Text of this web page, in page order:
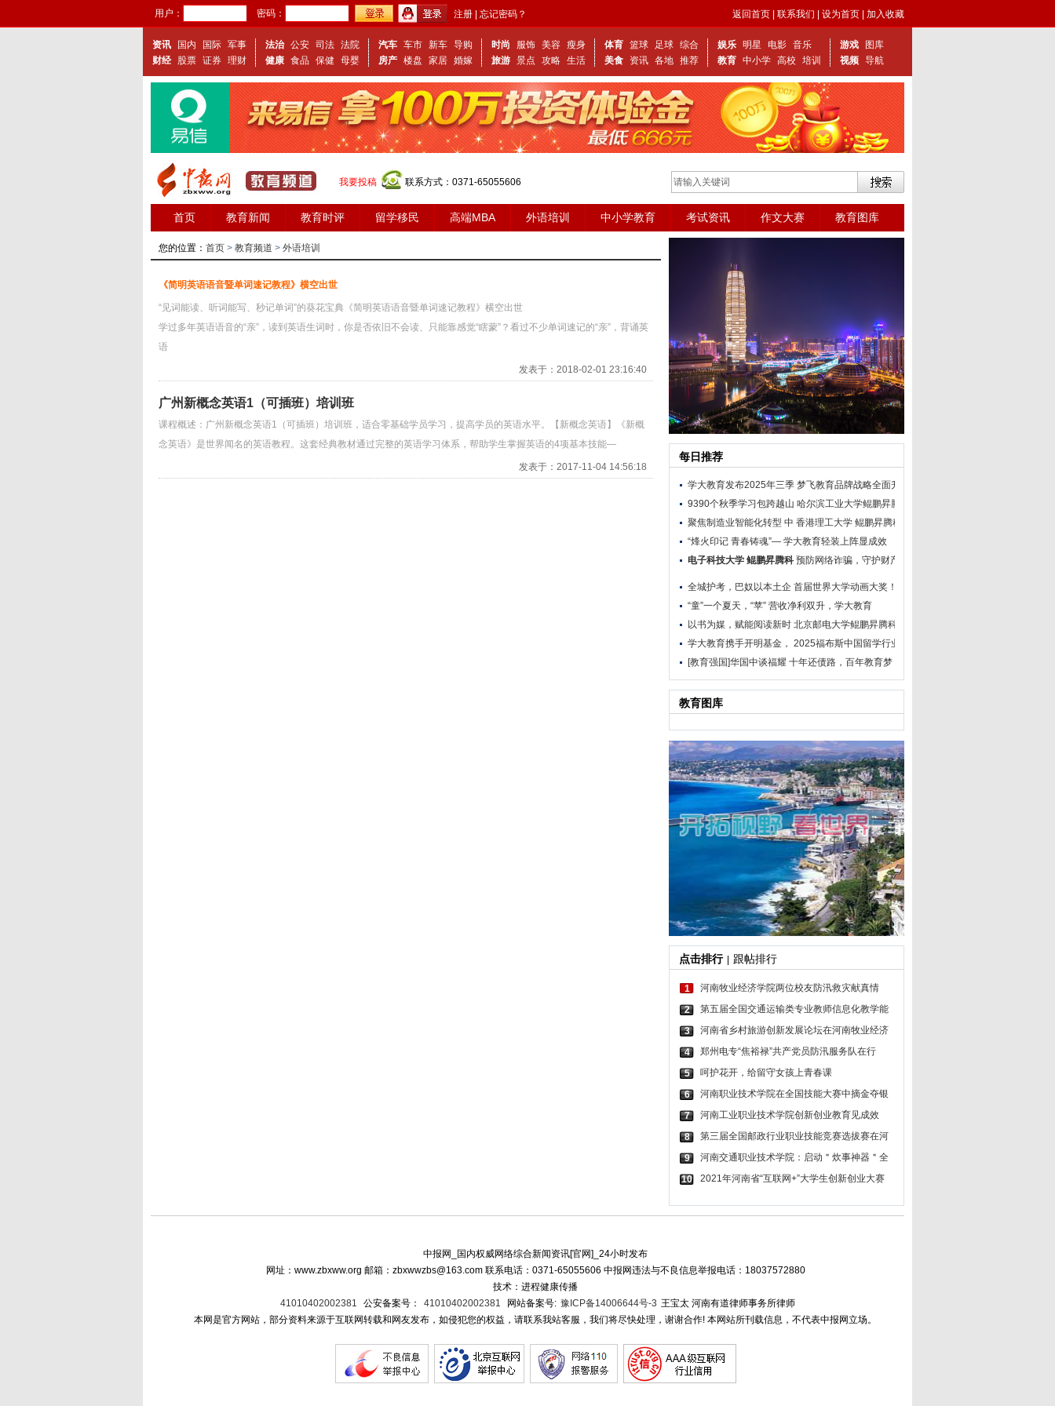
用户： 密码： 注册 忘记密码？ 返回首页 联系我们 设为首页 加入收藏
资讯 国内 国际 军事
财经
股票 证券 理财
法治 公安 司法 法院
健康 食品 保健 母婴
汽车 车市 新车 导购
房产 楼盘 家居 婚嫁
时尚 服饰 美容 瘦身
旅游 景点 攻略 生活
体育 篮球 足球 综合
美食
资讯 各地 推荐
娱乐 明星 电影 音乐
教育 中小学 高校 培训
游戏
图库
视频 导航
我要投稿 联系方式：0371-65055606
首页 教育新闻 教育时评 留学移民 高端MBA 外语培训 中小学教育 考试资讯 作文大赛 教育图库
您的位置： 首页 > 教育频道 > 外语培训
《简明英语语音暨单词速记教程》横空出世
“见词能读、听词能写、秒记单词”的葵花宝典《简明英语语音暨单词速记教程》横空出世
学过多年英语语音的“亲”，读到英语生词时，你是否依旧不会读、只能靠感觉“瞎蒙”？看过不少单词速记的“亲”，背诵英
语
发表于：2018-02-01 23:16:40
广州新概念英语1（可插班）培训班
课程概述：广州新概念英语1（可插班）培训班，适合零基础学员学习，提高学员的英语水平。【新概念英语】《新概
念英语》是世界闻名的英语教程。这套经典教材通过完整的英语学习体系，帮助学生掌握英语的4项基本技能—
发表于：2017-11-04 14:56:18
每日推荐
学大教育发布2025年三季 梦飞教育品牌战略全面升
9390个秋季学习包跨越山 哈尔滨工业大学鲲鹏昇腾
聚焦制造业智能化转型 中 香港理工大学 鲲鹏昇腾科
“烽火印记 青春铸魂”— 学大教育轻装上阵显成效
电子科技大学 鲲鹏昇腾科 预防网络诈骗，守护财产
全城护考，巴奴以本土企 首届世界大学动画大奖！
“童”一个夏天，“苹” 营收净利双升，学大教育
以书为媒，赋能阅读新时 北京邮电大学鲲鹏昇腾科
学大教育携手开明基金， 2025福布斯中国留学行业
[教育强国]华国中谈福耀 十年还债路，百年教育梦
教育图库
点击排行 跟帖排行
1
河南牧业经济学院两位校友防汛救灾献真情
2
第五届全国交通运输类专业教师信息化教学能
3
河南省乡村旅游创新发展论坛在河南牧业经济
4
郑州电专“焦裕禄”共产党员防汛服务队在行
5
呵护花开，给留守女孩上青春课
6
河南职业技术学院在全国技能大赛中摘金夺银
7
河南工业职业技术学院创新创业教育见成效
8
第三届全国邮政行业职业技能竞赛选拔赛在河
9
河南交通职业技术学院：启动＂炊事神器＂全
10
2021年河南省“互联网+”大学生创新创业大赛
中报网_国内权威网络综合新闻资讯[官网]_24小时发布
网址：www.zbxww.org 邮箱：zbxwwzbs@163.com 联系电话：0371-65055606 中报网违法与不良信息举报电话：18037572880
技术：进程健康传播
41010402002381
公安备案号： 41010402002381 网站备案号: 豫ICP备14006644号-3 王宝太 河南有道律师事务所律师
本网是官方网站，部分资料来源于互联网转载和网友发布，如侵犯您的权益，请联系我站客服，我们将尽快处理，谢谢合作! 本网站所刊载信息，不代表中报网立场。